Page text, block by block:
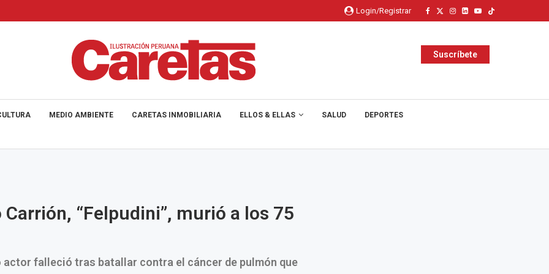
Login/Registrar
Suscríbete
MEDIO AMBIENTE CARETAS INMOBILIARIA ELLOS & ELLAS SALUD DEPORTES
“Felpudini”, murió a los 75
actor falleció tras batallar contra el cáncer de pulmón que